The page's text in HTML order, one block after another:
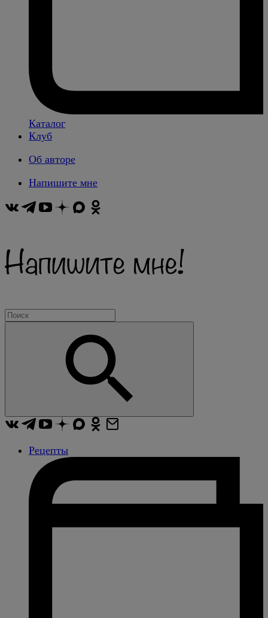
Каталог
Клуб
Об авторе
Напишите мне
Рецепты